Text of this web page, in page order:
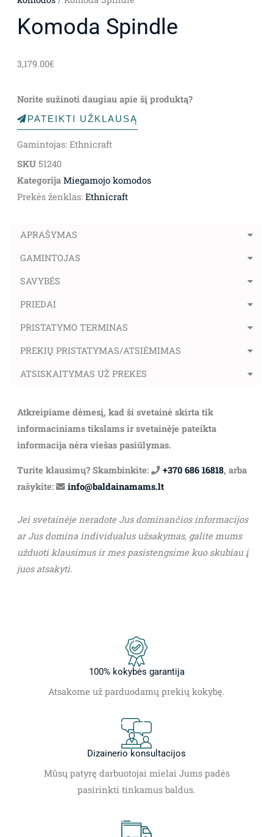
Komoda Spindle
3,179.00€
Norite sužinoti daugiau apie šį produktą?
PATEIKTI UŽKLAUSĄ
Gamintojas: Ethnicraft
SKU 51240
Kategorija Miegamojo komodos
Prekės ženklas: Ethnicraft
APRAŠYMAS
GAMINTOJAS
SAVYBĖS
PRIEDAI
PRISTATYMO TERMINAS
PREKIŲ PRISTATYMAS/ATSIĖMIMAS
ATSISKAITYMAS UŽ PREKES
Atkreipiame dėmesį, kad ši svetainė skirta tik
informaciniams tikslams ir svetainėje pateikta
informacija nėra viešas pasiūlymas.
Turite klausimų? Skambinkite: +370 686 16818, arba
rašykite:
info@baldainamams.lt
Jei svetainėje neradote Jus dominančios informacijos
ar Jus domina individualus užsakymas, galite mums
užduoti klausimus ir mes pasistengsime kuo skubiau į
juos atsakyti.
100% kokybės garantija
Atsakome už parduodamų prekių kokybę.
Dizainerio konsultacijos
Mūsų patyrę darbuotojai mielai Jums padės
pasirinkti tinkamus baldus.